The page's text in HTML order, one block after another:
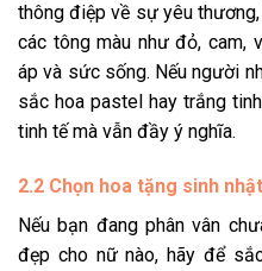
thông điệp về sự yêu
các tông màu như đỏ, cam,
áp và sức sống. Nếu người
sắc hoa pastel hay trắng
tinh tế mà vẫn đầy ý nghĩa.
2.2 Chọn hoa tặng sinh
Nếu bạn đang phân vân
đẹp cho nữ nào, hãy để